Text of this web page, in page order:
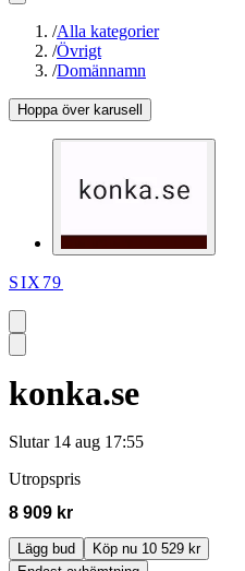
/Alla kategorier
/Övrigt
/Domännamn
Hoppa över karusell
SIX79
konka.se
Slutar 14 aug 17:55
Utropspris
8 909 kr
Lägg bud
Köp nu 10 529 kr